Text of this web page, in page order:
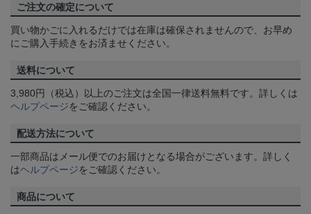
ご注文の確定について
買い物かごに入れるだけでは在庫は確保されませんので、お早め
にご購入手続きをお済ませください。
送料について
3,980円（税込）以上のご注文は全国一律送料無料です。詳しくは
ヘルプページをご確認ください。
配送方法について
一部商品はメール便でのお届けとなる場合がございます。詳しく
はヘルプページをご確認ください。
商品について